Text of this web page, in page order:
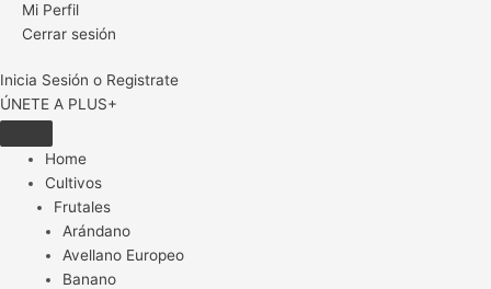
Mi Perfil
Cerrar sesión
Inicia Sesión o Registrate
ÚNETE A PLUS+
Home
Cultivos
Frutales
Arándano
Avellano Europeo
Banano